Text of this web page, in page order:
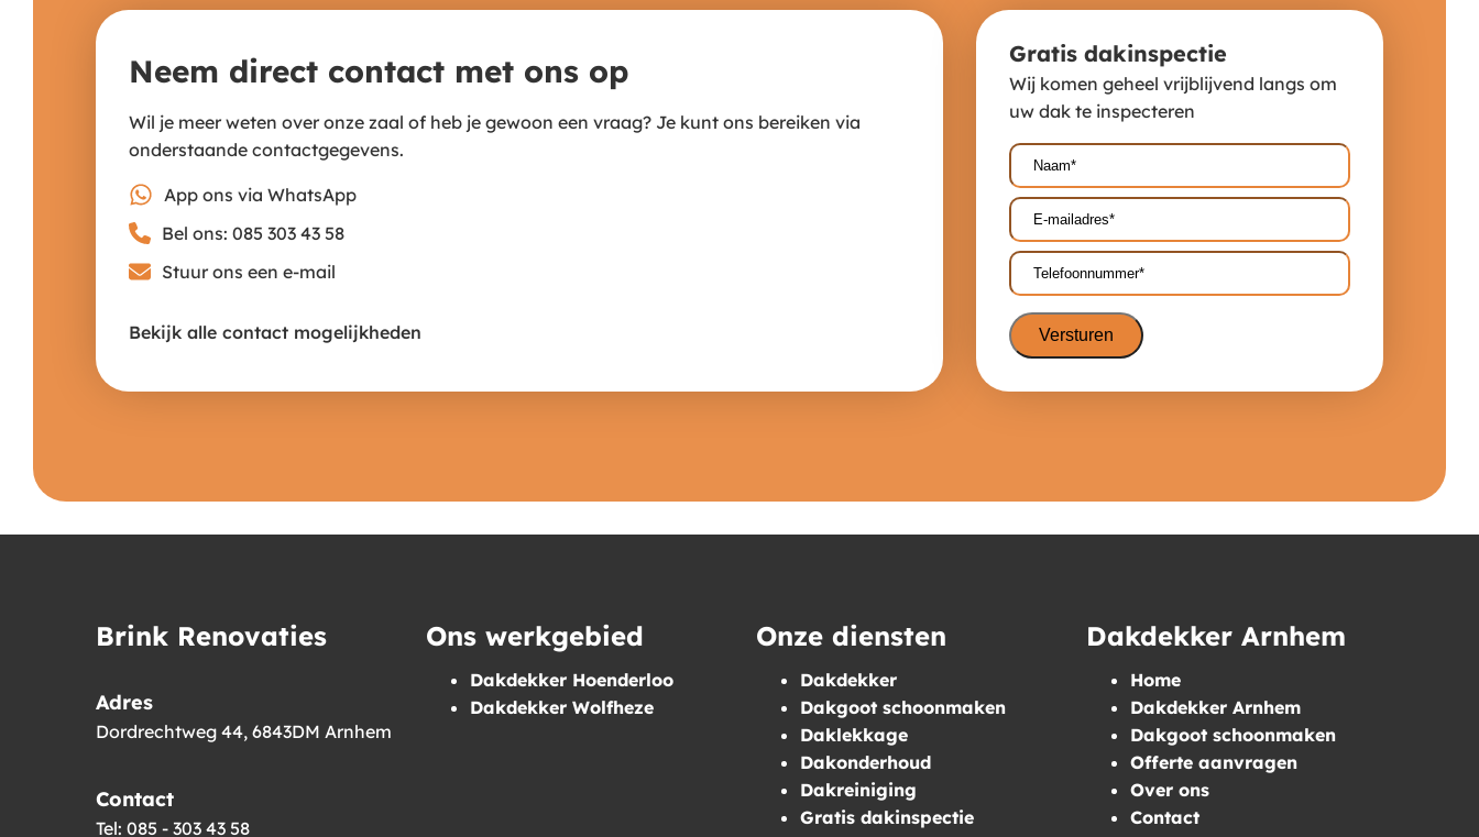
Neem direct contact met ons op
Wil je meer weten over onze zaal of heb je gewoon een vraag? Je kunt ons bereiken via
onderstaande contactgegevens.
App ons via WhatsApp
Bel ons: 085 303 43 58
Stuur ons een e-mail
Bekijk alle contact mogelijkheden
Gratis dakinspectie
Wij komen geheel vrijblijvend langs om
uw dak te inspecteren
Naam*
*
E-
mailadres**
Telefoonnummer*
Brink Renovaties
Adres
Dordrechtweg 44, 6843DM Arnhem
Contact
Tel: 085 - 303 43 58
Ons werkgebied
Dakdekker Hoenderloo
Dakdekker Wolfheze
Onze diensten
Dakdekker
Dakgoot schoonmaken
Daklekkage
Dakonderhoud
Dakreiniging
Gratis dakinspectie
Dakdekker Arnhem
Home
Dakdekker Arnhem
Dakgoot schoonmaken
Offerte aanvragen
Over ons
Contact